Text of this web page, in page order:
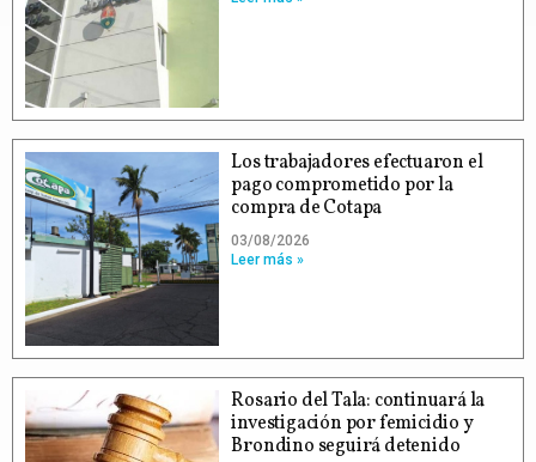
Los trabajadores efectuaron el
pago comprometido por la
compra de Cotapa
03/08/2026
Leer más »
Rosario del Tala: continuará la
investigación por femicidio y
Brondino seguirá detenido